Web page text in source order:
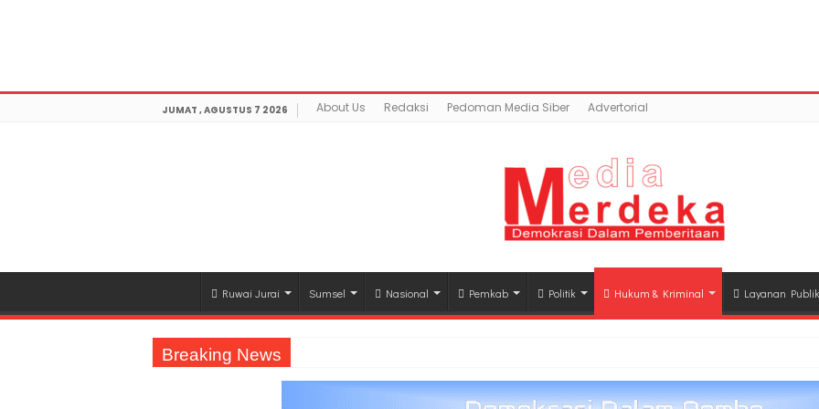
JUMAT , AGUSTUS 7 2026 About Us Redaksi Pedoman Media Siber Advertorial
Ruwai Jurai Sumsel Nasional Pemkab Politik Hukum & Kriminal Layanan Publik
Breaking News
Jasa Raharja Serahkan Santunan kepada Ahli Waris Korban Kebakaran KM Mutiara Sentosa II